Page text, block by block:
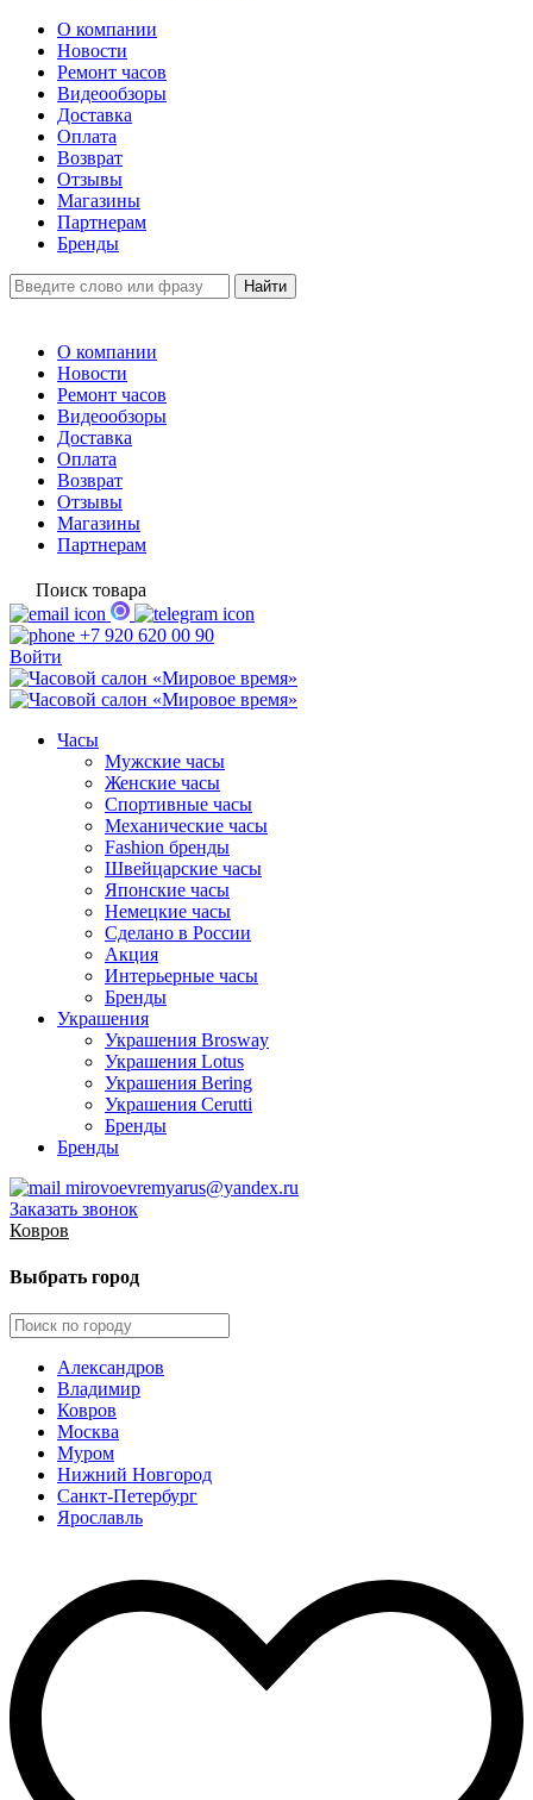
О компании
Новости
Ремонт часов
Видеообзоры
Доставка
Оплата
Возврат
Отзывы
Магазины
Партнерам
Бренды
О компании
Новости
Ремонт часов
Видеообзоры
Доставка
Оплата
Возврат
Отзывы
Магазины
Партнерам
Поиск товара
+7 920 620 00 90
Войти
Часы
Мужские часы
Женские часы
Спортивные часы
Механические часы
Fashion бренды
Швейцарские часы
Японские часы
Немецкие часы
Сделано в России
Акция
Интерьерные часы
Бренды
Украшения
Украшения Brosway
Украшения Lotus
Украшения Bering
Украшения Cerutti
Бренды
Бренды
mirovoevremyarus@yandex.ru
Заказать звонок
Ковров
Выбрать город
Александров
Владимир
Ковров
Москва
Муром
Нижний Новгород
Санкт-Петербург
Ярославль